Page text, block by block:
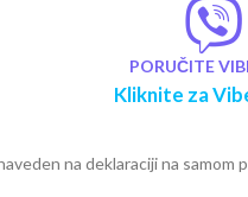
PORUČITE
Kliknite za
na deklaraciji na samom